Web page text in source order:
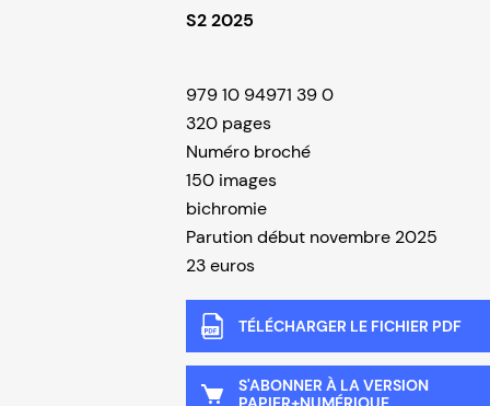
S2 2025
979 10 94971 39 0
320 pages
Numéro broché
150 images
bichromie
Parution début novembre 2025
23 euros
TÉLÉCHARGER LE FICHIER PDF
S'ABONNER À LA VERSION